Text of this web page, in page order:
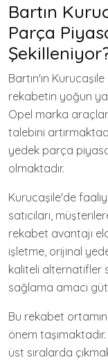
Bartın
Parça
Bartın'ın
rekabetin yoğun
Opel marka
talebini
yedek parça
olmaktadır.
Kurucaşile'de
satıcıları,
rekabet avantajı
işletme, orijinal
kaliteli alternatifler
sağlama amacı
Bu rekabet
önem
üst sıralarda